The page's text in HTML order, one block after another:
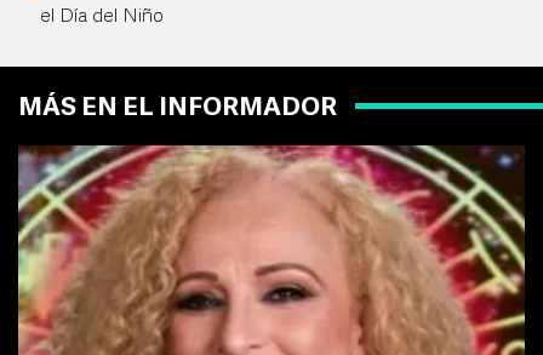
el Día del Niño
MÁS EN EL INFORMADOR